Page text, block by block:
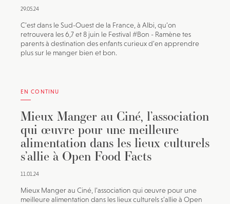
29.05.24
C’est dans le Sud-Ouest de la France, à Albi, qu’on
retrouvera les 6,7 et 8 juin le Festival #Bon - Ramène tes
parents à destination des enfants curieux d’en apprendre
plus sur le manger bien et bon.
EN CONTINU
Mieux Manger au Ciné, l’association
qui œuvre pour une meilleure
alimentation dans les lieux culturels
s’allie à Open Food Facts
11.01.24
Mieux Manger au Ciné, l’association qui œuvre pour une
meilleure alimentation dans les lieux culturels s’allie à Open